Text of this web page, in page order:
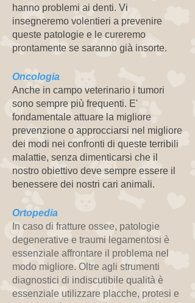
hanno problemi ai denti. Vi
insegneremo volentieri a prevenire
queste patologie e le cureremo
prontamente se saranno già insorte.
Oncologia
Anche in campo veterinario i tumori
sono sempre più frequenti. E'
fondamentale attuare la migliore
prevenzione o approcciarsi nel migliore
dei modi nei confronti di queste terribili
malattie, senza dimenticarsi che il
nostro obiettivo deve sempre essere il
benessere dei nostri cari animali.
Ortopedia
In caso di fratture ossee, patologie
degenerative e traumi legamentosi è
essenziale affrontare il problema nel
modo migliore. Oltre agli strumenti
diagnostici di indiscutibile qualità è
essenziale utilizzare placche, protesi e